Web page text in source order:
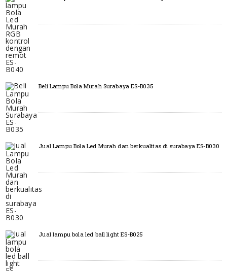
Beli Lampu Bola Murah Surabaya ES-B035
Jual Lampu Bola Led Murah dan berkualitas di surabaya ES-B030
Jual lampu bola led ball light ES-B025